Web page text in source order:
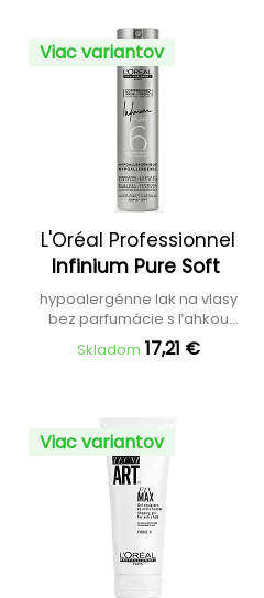
Viac variantov
L'Oréal Professionnel
Infinium Pure Soft
hypoalergénne lak na vlasy
bez parfumácie s ľahkou
fixáciou
Skladom 17,21 €
Viac variantov